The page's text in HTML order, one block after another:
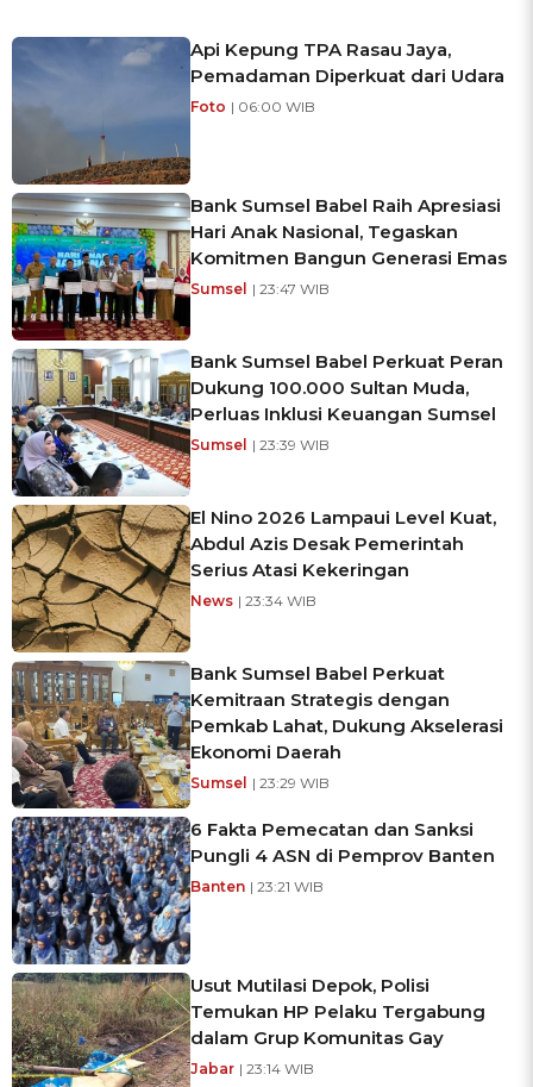
Api Kepung TPA Rasau Jaya,
Pemadaman Diperkuat dari Udara
Foto | 06:00 WIB
Bank Sumsel Babel Raih Apresiasi
Hari Anak Nasional, Tegaskan
Komitmen Bangun Generasi Emas
Sumsel | 23:47 WIB
Bank Sumsel Babel Perkuat Peran
Dukung 100.000 Sultan Muda,
Perluas Inklusi Keuangan Sumsel
Sumsel | 23:39 WIB
El Nino 2026 Lampaui Level Kuat,
Abdul Azis Desak Pemerintah
Serius Atasi Kekeringan
News | 23:34 WIB
Bank Sumsel Babel Perkuat
Kemitraan Strategis dengan
Pemkab Lahat, Dukung Akselerasi
Ekonomi Daerah
Sumsel | 23:29 WIB
6 Fakta Pemecatan dan Sanksi
Pungli 4 ASN di Pemprov Banten
Banten | 23:21 WIB
Usut Mutilasi Depok, Polisi
Temukan HP Pelaku Tergabung
dalam Grup Komunitas Gay
Jabar | 23:14 WIB